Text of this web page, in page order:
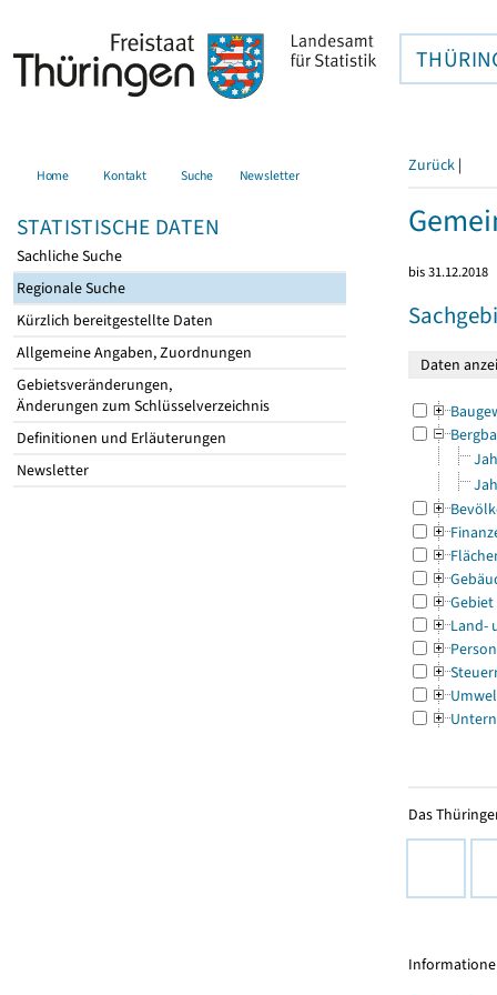
Home Kontakt Suche Newsletter
STATISTISCHE DATEN
Sachliche Suche
Regionale Suche
Kürzlich bereitgestellte Daten
Allgemeine Angaben, Zuordnungen
Gebietsveränderungen,
Änderungen zum Schlüsselverzeichnis
Definitionen und Erläuterungen
Newsletter
Zurück |
bis 31.12.2018
Gebiet
Land-
Das